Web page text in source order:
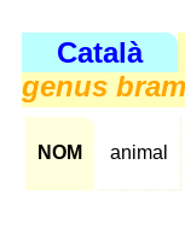
Català
genus
NOM animal